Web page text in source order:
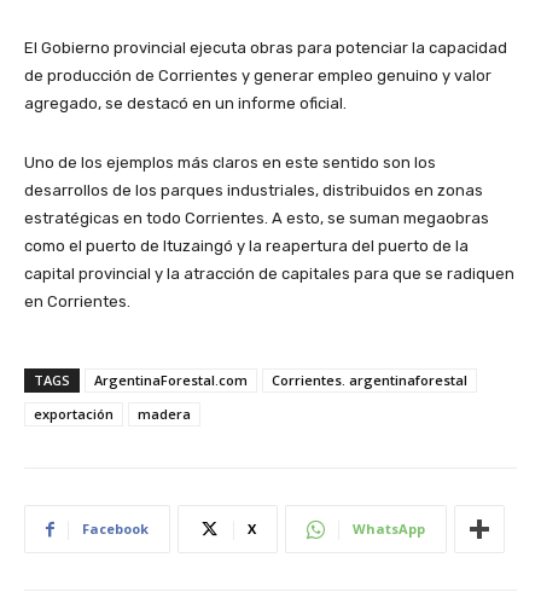
El Gobierno provincial ejecuta obras para potenciar la capacidad
de producción de Corrientes y generar empleo genuino y valor
agregado, se destacó en un informe oficial.
Uno de los ejemplos más claros en este sentido son los
desarrollos de los parques industriales, distribuidos en zonas
estratégicas en todo Corrientes. A esto, se suman megaobras
como el puerto de Ituzaingó y la reapertura del puerto de la
capital provincial y la atracción de capitales para que se radiquen
en Corrientes.
TAGS ArgentinaForestal.com
Corrientes. argentinaforestal
exportación
madera
Facebook X WhatsApp